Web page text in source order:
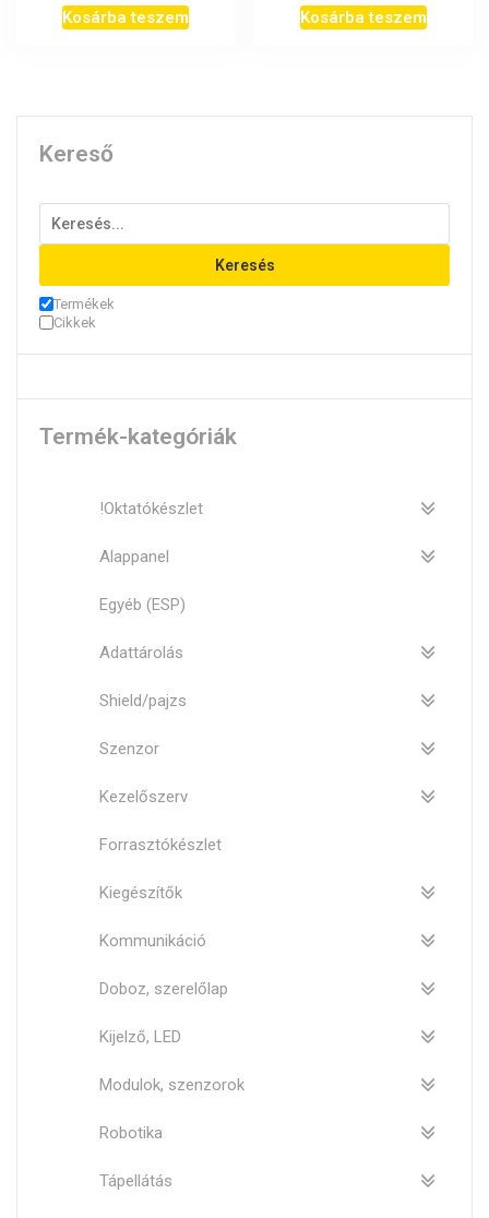
Kosárba teszem Kosárba teszem
Kereső
Keresés
Termékek
Cikkek
Termék-kategóriák
!Oktatókészlet
Alappanel
Egyéb (ESP)
Adattárolás
Shield/pajzs
Szenzor
Kezelőszerv
Forrasztókészlet
Kiegészítők
Kommunikáció
Doboz, szerelőlap
Kijelző, LED
Modulok, szenzorok
Robotika
Tápellátás